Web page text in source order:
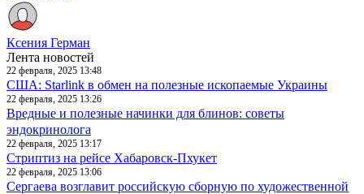
Ксения Герман
Лента новостей
22 февраля, 2025 13:48
США: Starlink в обмен на полезные ископаемые Украины
22 февраля, 2025 13:26
Вредные и полезные начинки для блинов: советы
эндокринолога
22 февраля, 2025 13:17
Стриптиз на рейсе Хабаровск-Пхукет
22 февраля, 2025 13:06
Сергаева возглавит российскую сборную по художественной